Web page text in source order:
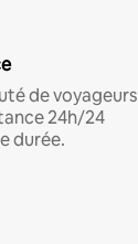
de voyageurs
24h/24
durée.